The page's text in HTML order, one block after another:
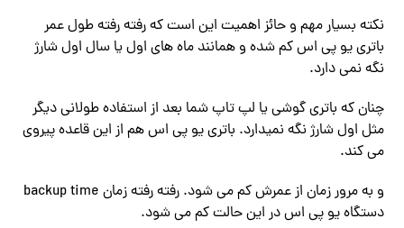
نکته بسیار مهم و حائز اهمیت این است که رفته رفته طول عمر
باتری یو پی اس کم شده و همانند ماه های اول یا سال اول شارژ
نگه نمی دارد.
چنان که باتری گوشی یا لپ تاپ شما بعد از استفاده طولانی دیگر
مثل اول شارژ نگه نمیدارد. باتری یو پی اس هم از این قاعده پیروی
می کند.
و به مرور زمان از عمرش کم می شود. رفته رفته زمان backup time
دستگاه یو پی اس در این حالت کم می شود.